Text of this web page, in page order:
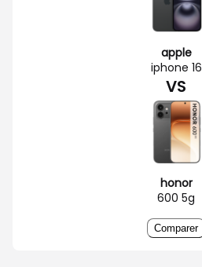
apple
iphone 16
VS
honor
600 5g
Comparer